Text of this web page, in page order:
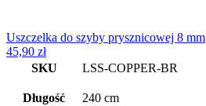
Uszczelka do szyby prysznicowej 8 mm
45,90 zł
SKU
LSS-COPPER-BR
Długość 240 cm